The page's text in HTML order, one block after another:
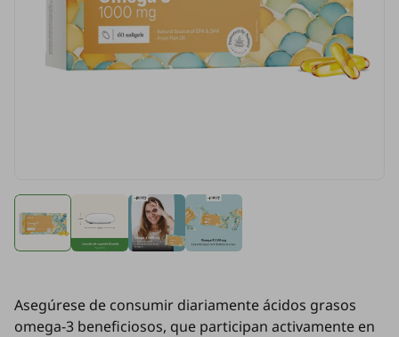
Asegúrese de consumir diariamente ácidos grasos
omega-3 beneficiosos, que participan activamente en